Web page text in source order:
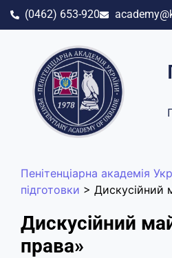
(0462) 653-920
Пенітенціарна академія
підготовки > Дискусійний
Дискусійний
права»